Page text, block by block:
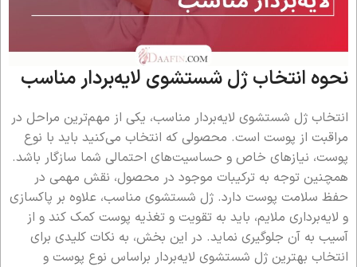
نحوه انتخاب ژل شستشوی لایه‌بردار مناسب
انتخاب ژل شستشوی لایه‌بردار مناسب، یکی از مهم‌ترین مراحل در
مراقبت از پوست است. محصولی که انتخاب می‌کنید باید با نوع
پوست، نیازهای خاص و حساسیت‌های احتمالی شما سازگار باشد.
همچنین توجه به ترکیبات موجود در محصول، نقش مهمی در
حفظ سلامت پوست دارد. ژل شستشوی مناسب، علاوه بر پاکسازی
و لایه‌برداری ملایم، باید به تقویت و تغذیه پوست کمک کند و از
آسیب به آن جلوگیری نماید. در این بخش، به نکات کلیدی برای
انتخاب بهترین ژل شستشوی لایه‌بردار براساس نوع پوست و